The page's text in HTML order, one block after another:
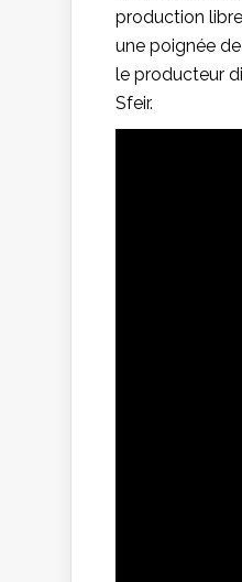
production
une poignée
le producteur
Sfeir.